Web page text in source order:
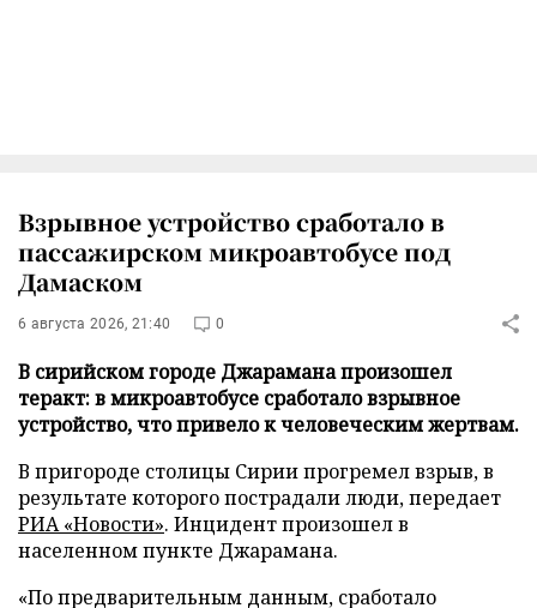
Взрывное устройство сработало в
пассажирском микроавтобусе под
Дамаском
6 августа 2026, 21:40 0
В сирийском городе Джарамана произошел
теракт: в микроавтобусе сработало взрывное
устройство, что привело к человеческим жертвам.
В пригороде столицы Сирии прогремел взрыв, в
результате которого пострадали люди, передает
РИА «Новости». Инцидент произошел в
населенном пункте Джарамана.
«По предварительным данным, сработало